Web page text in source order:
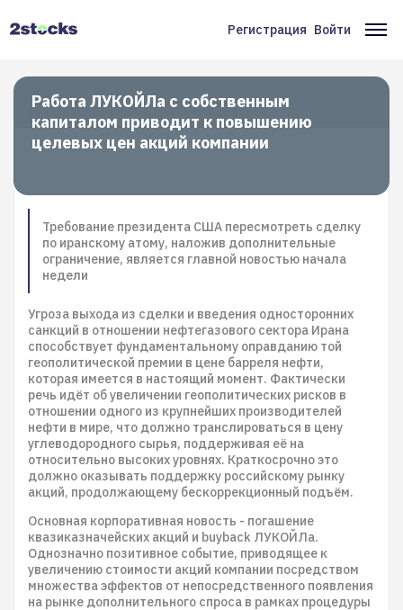
Меню
учётной
записи
пользователя
Регистрация Войти
Работа ЛУКОЙЛа с собственным
капиталом приводит к повышению
целевых цен акций компании
Требование президента США пересмотреть сделку
по иранскому атому, наложив дополнительные
ограничение, является главной новостью начала
недели
Угроза выхода из сделки и введения односторонних
санкций в отношении нефтегазового сектора Ирана
способствует фундаментальному оправданию той
геополитической премии в цене барреля нефти,
которая имеется в настоящий момент. Фактически
речь идёт об увеличении геополитических рисков в
отношении одного из крупнейших производителей
нефти в мире, что должно транслироваться в цену
углеводородного сырья, поддерживая её на
относительно высоких уровнях. Краткосрочно это
должно оказывать поддержку российскому рынку
акций, продолжающему бескоррекционный подъём.
Основная корпоративная новость - погашение
квазиказначейских акций и buyback ЛУКОЙЛа.
Однозначно позитивное событие, приводящее к
увеличению стоимости акций компании посредством
множества эффектов от непосредственного появления
на рынке дополнительного спроса в рамках процедуры